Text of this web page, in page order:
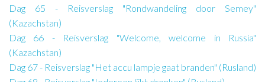
Dag 65 - Reisverslag "Rondwandeling door Semey"
(Kazachstan)
Dag 66 - Reisverslag "Welcome, welcome in Russia"
(Kazachstan)
Dag 67 - Reisverslag "Het accu lampje gaat branden" (Rusland)